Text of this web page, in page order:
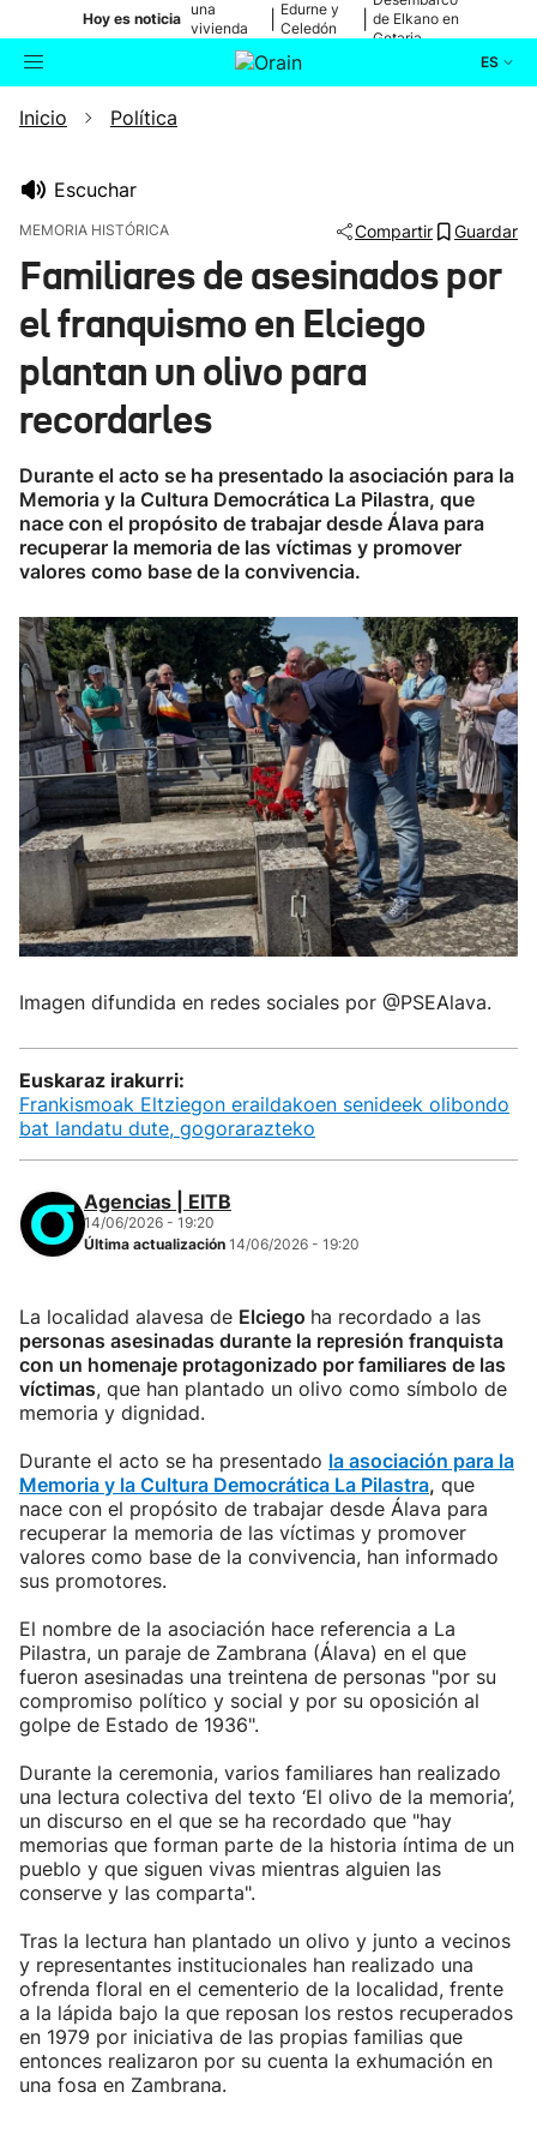
Hoy es noticia
una
vivienda
de Bilbao
Edurne y
Celedón
de Elkano en
Getaria
ES
Buscador
Ikusmiran
Eguraldia
Inicio Política
Escuchar
MEMORIA HISTÓRICA Compartir Guardar
Familiares de asesinados por
el franquismo en Elciego
plantan un olivo para
recordarles
Durante el acto se ha presentado la asociación para la
Memoria y la Cultura Democrática La Pilastra, que
nace con el propósito de trabajar desde Álava para
recuperar la memoria de las víctimas y promover
valores como base de la convivencia.
Imagen difundida en redes sociales por @PSEAlava.
Euskaraz irakurri:
Frankismoak Eltziegon eraildakoen senideek olibondo
bat landatu dute, gogorarazteko
Agencias | EITB
14/06/2026 - 19:20
Última actualización 14/06/2026 - 19:20
La localidad alavesa de Elciego ha recordado a las
personas asesinadas durante la represión franquista
con un homenaje protagonizado por familiares de las
víctimas, que han plantado un olivo como símbolo de
memoria y dignidad.
Durante el acto se ha presentado la asociación para la
Memoria y la Cultura Democrática La Pilastra, que
nace con el propósito de trabajar desde Álava para
recuperar la memoria de las víctimas y promover
valores como base de la convivencia, han informado
sus promotores.
El nombre de la asociación hace referencia a La
Pilastra, un paraje de Zambrana (Álava) en el que
fueron asesinadas una treintena de personas "por su
compromiso político y social y por su oposición al
golpe de Estado de 1936".
Durante la ceremonia, varios familiares han realizado
una lectura colectiva del texto ‘El olivo de la memoria’,
un discurso en el que se ha recordado que "hay
memorias que forman parte de la historia íntima de un
pueblo y que siguen vivas mientras alguien las
conserve y las comparta".
Tras la lectura han plantado un olivo y junto a vecinos
y representantes institucionales han realizado una
ofrenda floral en el cementerio de la localidad, frente
a la lápida bajo la que reposan los restos recuperados
en 1979 por iniciativa de las propias familias que
entonces realizaron por su cuenta la exhumación en
una fosa en Zambrana.